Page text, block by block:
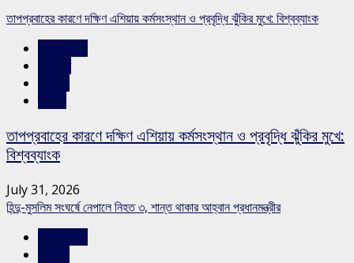
তাপপ্রবাহের কারণে দক্ষিণ এশিয়ায় কর্মসংস্থান ও প্রবৃদ্ধি ঝুঁকির মুখে: বিশ্বব্যাংক
তাপপ্রবাহের কারণে দক্ষিণ এশিয়ায় কর্মসংস্থান ও প্রবৃদ্ধি ঝুঁকির মুখে:
বিশ্বব্যাংক
July 31, 2026
হিন্দু-মুসলিম সংঘর্ষে নেপালে নিহত ৩, শান্ত থাকার আহ্বান প্রধানমন্ত্রীর